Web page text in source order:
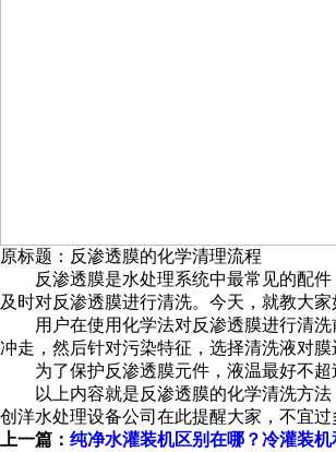
原标题：反渗透膜的化学清理流程
反渗透膜是水处理系统中最常见的配件
及时对反渗透膜进行清洗。今天，就教大家
用户在使用化学法对反渗透膜进行清洗
冲走，然后针对污染特征，选择清洗液对膜
为了保护反渗透膜元件，液温最好不超
以上内容就是反渗透膜的化学清洗方法
创洋水处理设备公司在此提醒大家，不宜过
上一篇： 纯净水灌装机区别在哪？冷灌装